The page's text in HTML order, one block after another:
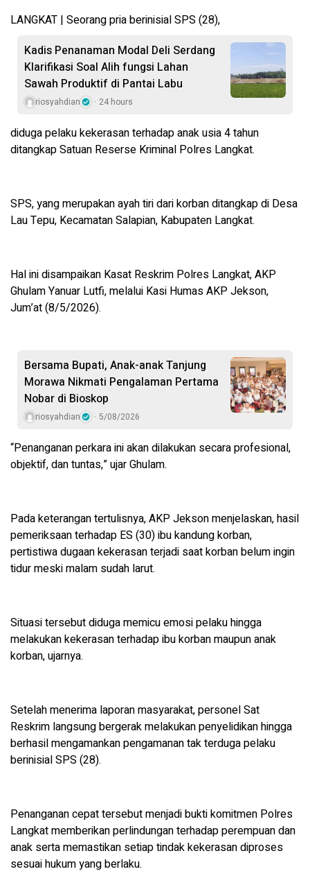
LANGKAT | Seorang pria berinisial SPS (28),
Kadis Penanaman Modal Deli Serdang
Klarifikasi Soal Alih fungsi Lahan
Sawah Produktif di Pantai Labu
riosyahdian 24 hours
diduga pelaku kekerasan terhadap anak usia 4 tahun
ditangkap Satuan Reserse Kriminal Polres Langkat.
SPS, yang merupakan ayah tiri dari korban ditangkap di Desa
Lau Tepu, Kecamatan Salapian, Kabupaten Langkat.
Hal ini disampaikan Kasat Reskrim Polres Langkat, AKP
Ghulam Yanuar Lutfi, melalui Kasi Humas AKP Jekson,
Jum’at (8/5/2026).
Bersama Bupati, Anak-anak Tanjung
Morawa Nikmati Pengalaman Pertama
Nobar di Bioskop
riosyahdian 5/08/2026
“Penanganan perkara ini akan dilakukan secara profesional,
objektif, dan tuntas,” ujar Ghulam.
Pada keterangan tertulisnya, AKP Jekson menjelaskan, hasil
pemeriksaan terhadap ES (30) ibu kandung korban,
pertistiwa dugaan kekerasan terjadi saat korban belum ingin
tidur meski malam sudah larut.
Situasi tersebut diduga memicu emosi pelaku hingga
melakukan kekerasan terhadap ibu korban maupun anak
korban, ujarnya.
Setelah menerima laporan masyarakat, personel Sat
Reskrim langsung bergerak melakukan penyelidikan hingga
berhasil mengamankan pengamanan tak terduga pelaku
berinisial SPS (28).
Penanganan cepat tersebut menjadi bukti komitmen Polres
Langkat memberikan perlindungan terhadap perempuan dan
anak serta memastikan setiap tindak kekerasan diproses
sesuai hukum yang berlaku.